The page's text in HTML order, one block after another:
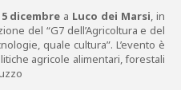
dicembre a Luco dei Marsi, in
del “G7 dell’Agricoltura e del
quale cultura”. L’evento è
agricole alimentari, forestali